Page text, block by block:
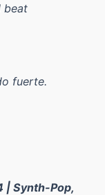
beat
fuerte.
| Synth-Pop,